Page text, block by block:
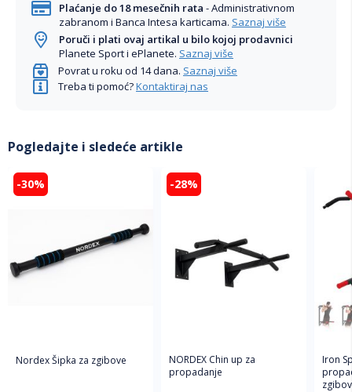
Plaćanje do 18 mesečnih rata - Administrativnom
zabranom i Banca Intesa karticama. Saznaj više
Poruči i plati ovaj artikal u bilo kojoj prodavnici
Planete Sport i ePlanete. Saznaj više
Povrat u roku od 14 dana. Saznaj više
Treba ti pomoć?Kontaktiraj nas
Pogledajte i sledeće artikle
-30%
Nordex Šipka za zgibove
-28%
NORDEX Chin up za
propadanje
Iron